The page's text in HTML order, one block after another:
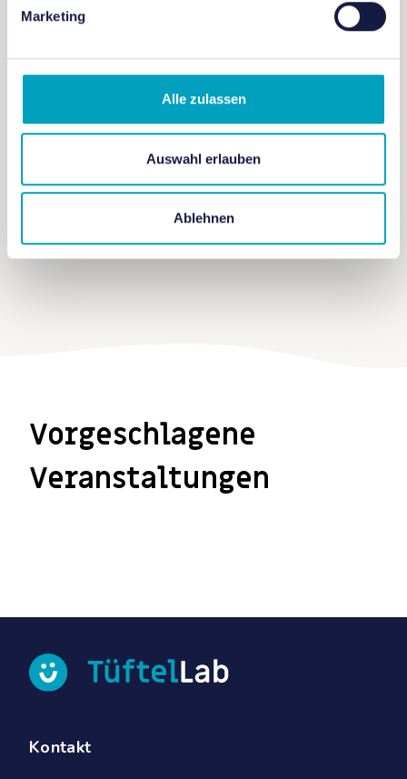
Marketing
Alle zulassen
Auswahl erlauben
Ablehnen
+ Zu Google Kalender hinzufügen
+ iCal / Outlook exportieren
Vorgeschlagene
Veranstaltungen
Kontakt